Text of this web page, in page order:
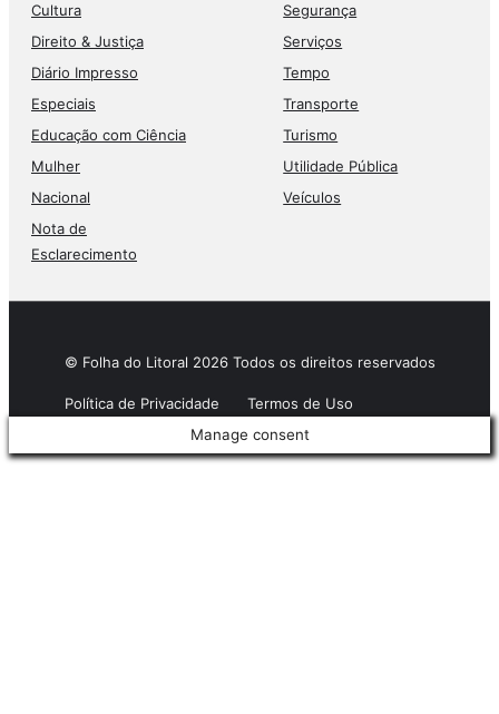
Cultura
Direito & Justiça
Diário Impresso
Especiais
Educação com Ciência
Mulher
Nacional
Nota de
Esclarecimento
Segurança
Serviços
Tempo
Transporte
Turismo
Utilidade Pública
Veículos
© Folha do Litoral 2026 Todos os direitos reservados
Política de Privacidade
Termos de Uso
Manage consent